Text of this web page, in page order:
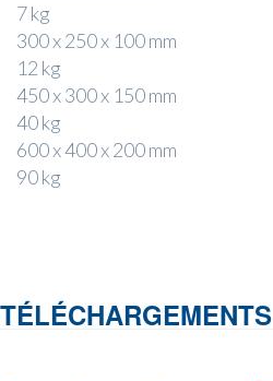
7 kg
300 x 250 x 100 mm
12 kg
450 x 300 x 150 mm
40 kg
600 x 400 x 200 mm
90 kg
TÉLÉCHARGEMENTS